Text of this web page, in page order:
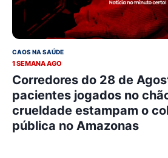
CAOS NA SAÚDE
1 SEMANA AGO
Corredores do 28 de
pacientes jogados no
crueldade estampam o
pública no Amazonas